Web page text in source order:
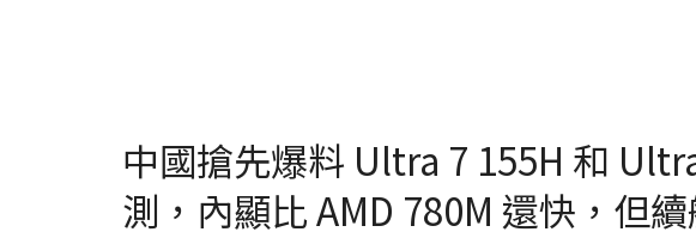
中國搶先爆料 Ultra 7 155H 和
測，內顯比 AMD 780M 還快，但